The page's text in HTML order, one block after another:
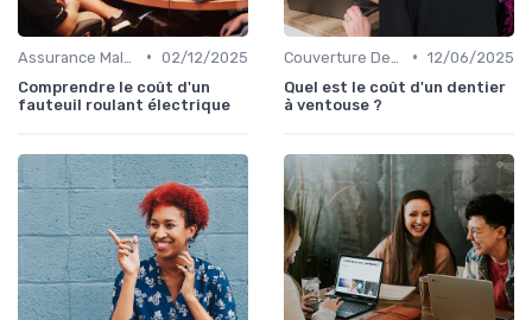
• 02/12/2025
Comprendre le coût d'un
fauteuil roulant électrique
• 12/06/2025
Quel est le coût d'un dentier
à ventouse ?